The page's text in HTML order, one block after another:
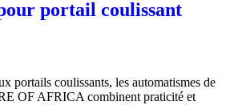
portail coulissant
portails coulissants, les automatismes de
OF AFRICA combinent praticité et